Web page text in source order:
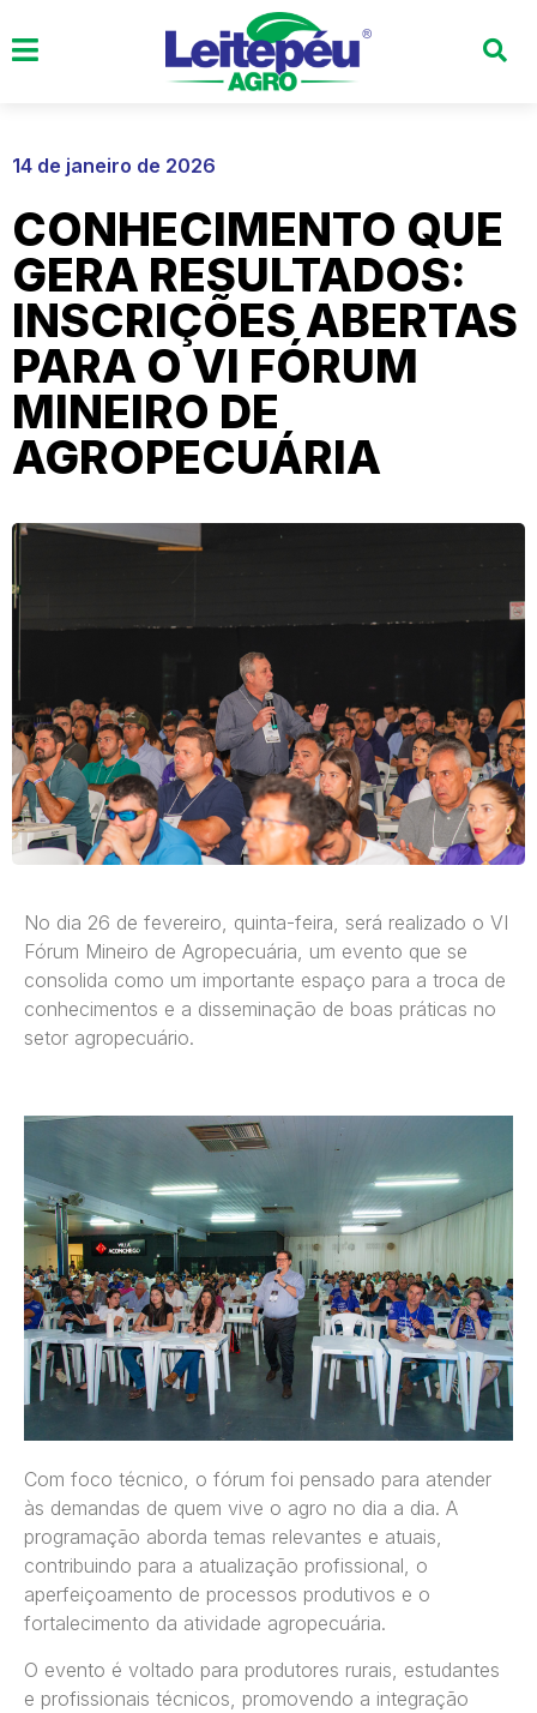
14 de janeiro de 2026
CONHECIMENTO QUE
GERA RESULTADOS:
INSCRIÇÕES ABERTAS
PARA O VI FÓRUM
MINEIRO DE
AGROPECUÁRIA
No dia 26 de fevereiro, quinta-feira, será realizado o VI
Fórum Mineiro de Agropecuária, um evento que se
consolida como um importante espaço para a troca de
conhecimentos e a disseminação de boas práticas no
setor agropecuário.
Com foco técnico, o fórum foi pensado para atender
às demandas de quem vive o agro no dia a dia. A
programação aborda temas relevantes e atuais,
contribuindo para a atualização profissional, o
aperfeiçoamento de processos produtivos e o
fortalecimento da atividade agropecuária.
O evento é voltado para produtores rurais, estudantes
e profissionais técnicos, promovendo a integração